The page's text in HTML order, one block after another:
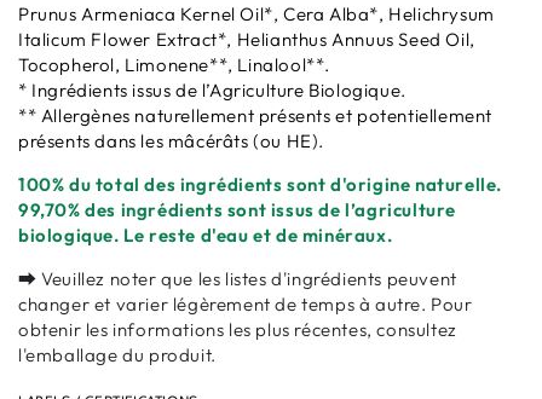
Prunus Armeniaca Kernel Oil*, Cera Alba*, Helichrysum
Italicum Flower Extract*, Helianthus Annuus Seed Oil,
Tocopherol, Limonene**, Linalool**.
* Ingrédients issus de l’Agriculture Biologique.
** Allergènes naturellement présents et potentiellement
présents dans les mâcérâts (ou HE).
100% du total des ingrédients sont d'origine naturelle.
99,70%des ingrédients sont issus de l’agriculture
biologique. Le reste d'eau et de minéraux.
⮕ Veuillez noter que les listes d'ingrédients peuvent
changer et varier légèrement de temps à autre. Pour
obtenir les informations les plus récentes, consultez
l'emballage du produit.